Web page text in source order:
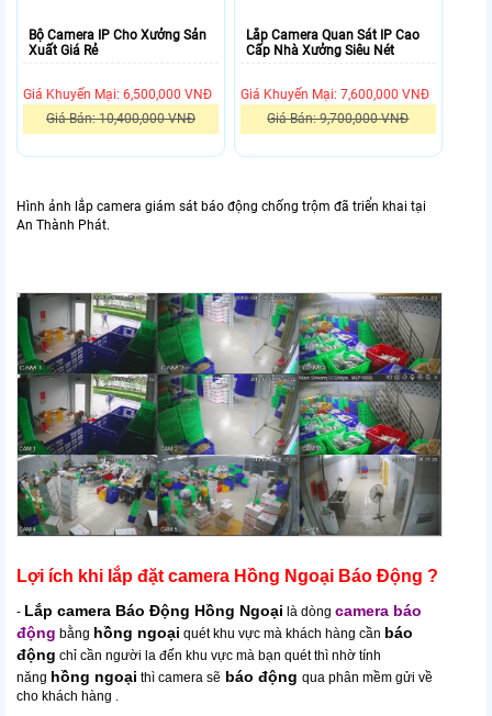
Bộ Camera IP Cho Xưởng Sản
Xuất Giá Rẻ
Giá Khuyến Mại: 6,500,000 VNĐ
Giá Bán: 10,400,000 VNĐ
Lắp Camera Quan Sát IP Cao
Cấp Nhà Xưởng Siêu Nét
Giá Khuyến Mại: 7,600,000 VNĐ
Giá Bán: 9,700,000 VNĐ
Hình ảnh lắp camera giám sát báo động chống trộm đã triển khai tại
An Thành Phát.
Lợi ích khi lắp đặt camera Hồng Ngoại Báo Động ?
- Lắp camera Báo Động Hồng Ngoại là dòng camera báo
động bằng hồng ngoại quét khu vực mà khách hàng cần báo
động chỉ cần người la đến khu vực mà bạn quét thì nhờ tính
năng hồng ngoại thì camera sẽ báo động qua phân mềm gửi về
cho khách hàng .